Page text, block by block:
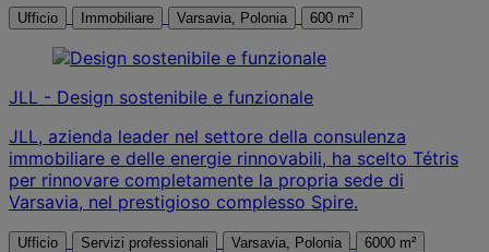
Ufficio Immobiliare Varsavia, Polonia 600 m²
JLL - Design sostenibile e funzionale
JLL, azienda leader nel settore della consulenza
immobiliare e delle energie rinnovabili, ha scelto Tétris
per rinnovare completamente la propria sede di
Varsavia, nel prestigioso complesso Spire.
Ufficio Servizi professionali Varsavia, Polonia 6000 m²